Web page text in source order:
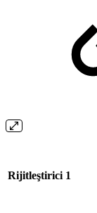
Rijitleştirici 1